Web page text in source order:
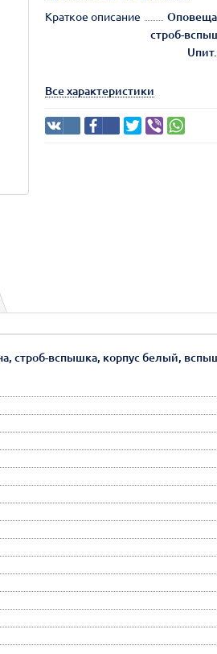
Краткое описание
строб-
Все характеристики
строб-вспышка, корпус белый,